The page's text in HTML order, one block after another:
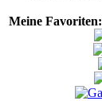
Meine Favoriten: